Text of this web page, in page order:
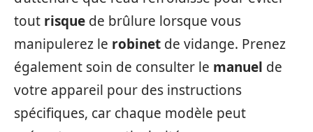
tout risque de brûlure lorsque vous
manipulerez le robinet de vidange. Prenez
également soin de consulter le manuel de
votre appareil pour des instructions
spécifiques, car chaque modèle peut